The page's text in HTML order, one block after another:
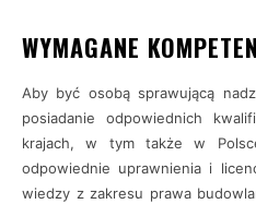
WYMAGANE
Aby być osobą sprawującą
posiadanie odpowiednich
krajach, w tym także w
odpowiednie uprawnienia i
wiedzy z zakresu prawa